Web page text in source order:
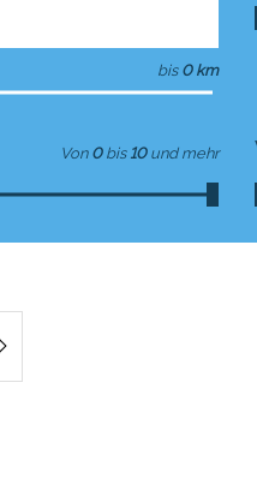
bis 0 km
Von 0 bis 10 und mehr